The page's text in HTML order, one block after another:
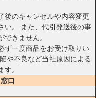
後のキャンセルや内容変更
い。 また、代引発送後の事
きません。
ず一度商品をお受け取りい
や不良など当社原因による
。
口